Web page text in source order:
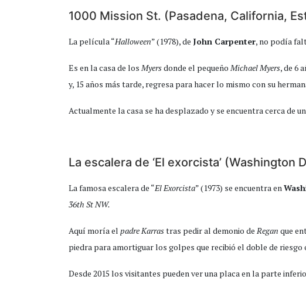
1000 Mission St. (Pasadena, California,
La película “Halloween” (1978), de John Carpenter, no podía
Es en la casa de los Myersdonde el pequeño Michael Myers, de 6
y, 15 años más tarde, regresa para hacer lo mismo con su
Actualmente la casa se ha desplazado y se encuentra cerca de
La escalera de ‘El exorcista’ (Washington
La famosa escalera de “El Exorcista” (1973) se encuentra en
36th St NW.
Aquí moría el padre Karrastras pedir al demonio de Regan que
piedra para amortiguar los golpes que recibió el doble de riesgo
Desde 2015 los visitantes pueden ver una placa en la parte